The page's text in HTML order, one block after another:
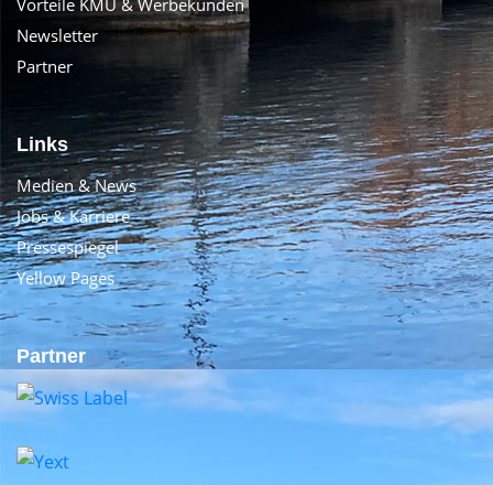
Newsletter
Partner
Links
Medien & News
Jobs & Karriere
Pressespiegel
Yellow Pages
Partner